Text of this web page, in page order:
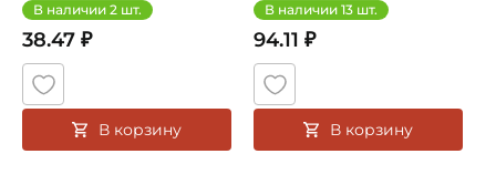
В наличии 2 шт.
38.47 ₽
В корзину
В наличии 13 шт.
94.11 ₽
В корзину